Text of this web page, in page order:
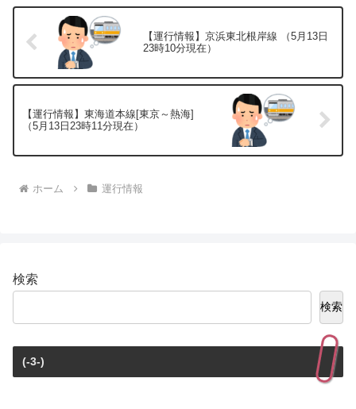
【運行情報】京浜東北根岸線 （5月13日
23時10分現在）
【運行情報】東海道本線[東京～熱海]
（5月13日23時11分現在）
ホーム 運行情報
検索
検索
(-3-)